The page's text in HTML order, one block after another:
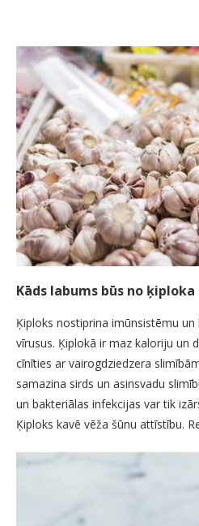
Kāds labums būs no ķiploka
Ķiploks nostiprina imūnsistēmu un
vīrusus. Ķiplokā ir maz kaloriju un
cīnīties ar vairogdziedzera
samazina sirds un asinsvadu
un bakteriālas infekcijas var tik
Ķiploks kavē vēža šūnu attīstību.